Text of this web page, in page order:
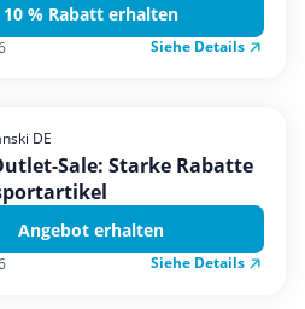
10 % Rabatt erhalten
Siehe Details
DE
Sale: Starke Rabatte
Angebot erhalten
Siehe Details